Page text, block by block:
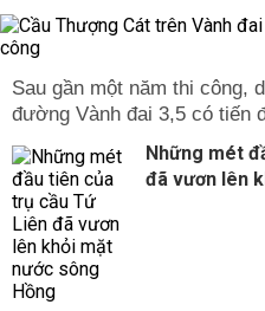
Sau gần một năm thi công,
đường Vành đai 3,5 có tiến
Những mét
đã vươn lên